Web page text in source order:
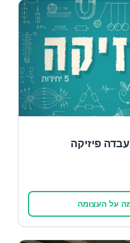
פיזיקה
על העצומה